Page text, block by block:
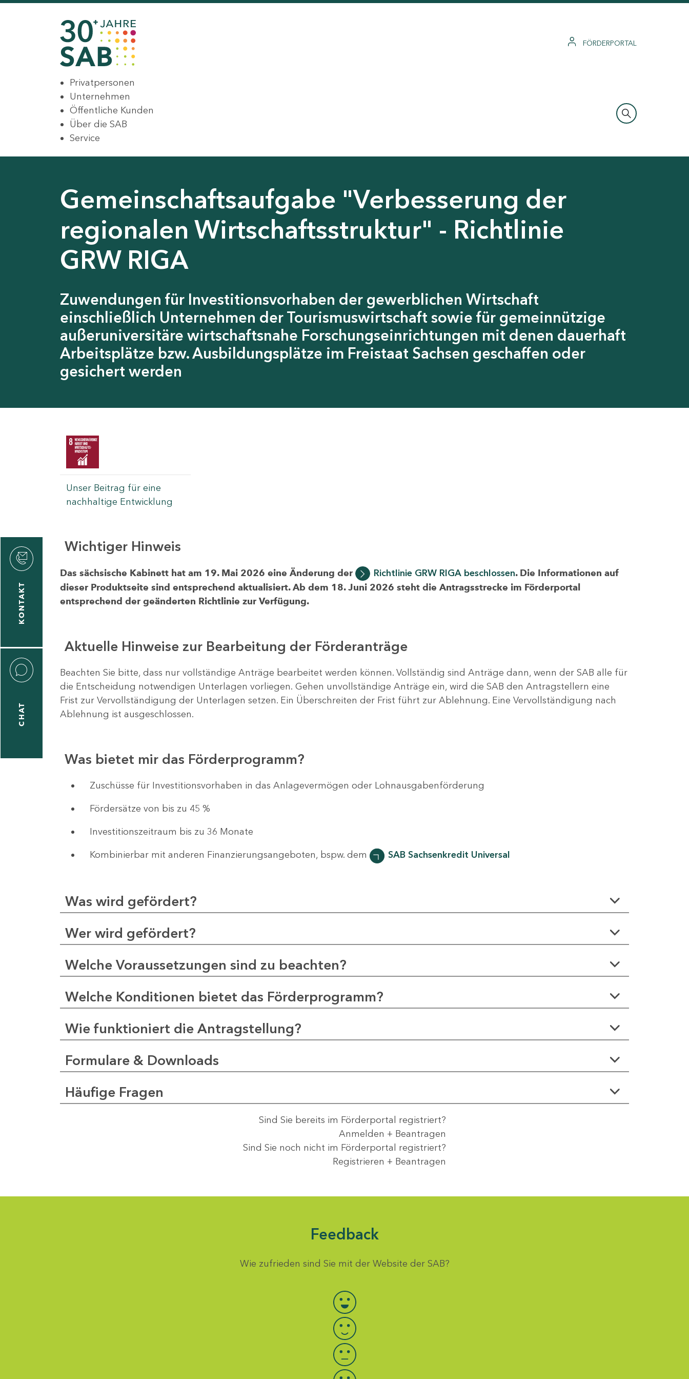
FÖRDERPORTAL
Privatpersonen
Unternehmen
Öffentliche Kunden
Über die SAB
Service
Gemeinschaftsaufgabe "Verbesserung der
regionalen Wirtschaftsstruktur" - Richtlinie
GRW RIGA
Zuwendungen für Investitionsvorhaben der gewerblichen Wirtschaft
einschließlich Unternehmen der Tourismuswirtschaft sowie für gemeinnützige
außeruniversitäre wirtschaftsnahe Forschungseinrichtungen mit denen dauerhaft
Arbeitsplätze bzw. Ausbildungsplätze im Freistaat Sachsen geschaffen oder
gesichert werden
Unser Beitrag für eine
nachhaltige Entwicklung
KONTAKT
CHAT
Wichtiger Hinweis
Das sächsische Kabinett hat am 19. Mai 2026 eine Änderung der Richtlinie GRW RIGA beschlossen. Die Informationen auf
dieser Produktseite sind entsprechend aktualisiert. Ab dem 18. Juni 2026 steht die Antragsstrecke im Förderportal
entsprechend der geänderten Richtlinie zur Verfügung.
Aktuelle Hinweise zur Bearbeitung der Förderanträge
Beachten Sie bitte, dass nur vollständige Anträge bearbeitet werden können. Vollständig sind Anträge dann, wenn der SAB alle für
die Entscheidung notwendigen Unterlagen vorliegen. Gehen unvollständige Anträge ein, wird die SAB den Antragstellern eine
Frist zur Vervollständigung der Unterlagen setzen. Ein Überschreiten der Frist führt zur Ablehnung. Eine Vervollständigung nach
Ablehnung ist ausgeschlossen.
Was bietet mir das Förderprogramm?
​​​​​​Zuschüsse für Investitionsvorhaben in das Anlagevermögen oder Lohnausgabenförderung
Fördersätze von bis zu 45 %
Investitionszeitraum bis zu 36 Monate
Kombinierbar mit anderen Finanzierungsangeboten, bspw. dem SAB Sachsenkredit Universal
Was wird gefördert?
Wer wird gefördert?
Welche Voraussetzungen sind zu beachten?
Welche Konditionen bietet das Förderprogramm?
Wie funktioniert die Antragstellung?
Formulare & Downloads
Häufige Fragen
Sind Sie bereits im Förderportal registriert?
Anmelden + Beantragen
Sind Sie noch nicht im Förderportal registriert?
Registrieren + Beantragen
Feedback
Wie zufrieden sind Sie mit der Website der SAB?
Bewertung auswählen